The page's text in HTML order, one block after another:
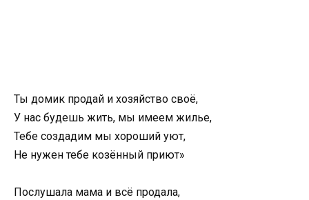
Ты домик продай и хозяйство своё,
У нас будешь жить, мы имеем жилье,
Тебе создадим мы хороший уют,
Не нужен тебе козённый приют»
Послушала мама и всё продала,